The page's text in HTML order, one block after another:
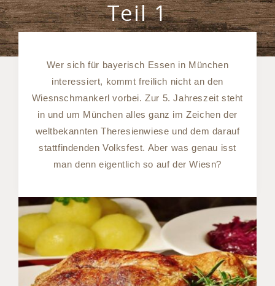
Teil 1
Wer sich für bayerisch Essen in München
interessiert, kommt freilich nicht an den
Wiesnschmankerl vorbei. Zur 5. Jahreszeit steht
in und um München alles ganz im Zeichen der
weltbekannten Theresienwiese und dem darauf
stattfindenden Volksfest. Aber was genau isst
man denn eigentlich so auf der Wiesn?